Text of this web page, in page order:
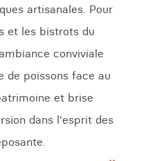
artisanales. Pour
et les bistrots du
conviviale
de poissons face au
et brise
dans l'esprit des